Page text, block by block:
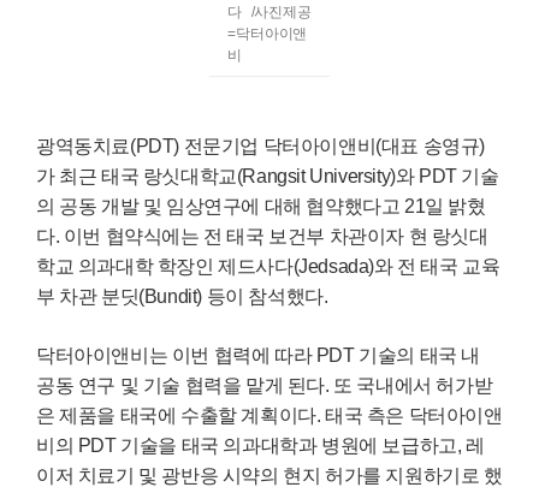
다 /사진제공
=닥터아이앤
비
광역동치료(PDT) 전문기업 닥터아이앤비(대표 송영규)
가 최근 태국 랑싯대학교(Rangsit University)와 PDT 기술
의 공동 개발 및 임상연구에 대해 협약했다고 21일 밝혔
다. 이번 협약식에는 전 태국 보건부 차관이자 현 랑싯대
학교 의과대학 학장인 제드사다(Jedsada)와 전 태국 교육
부 차관 분딧(Bundit) 등이 참석했다.
닥터아이앤비는 이번 협력에 따라 PDT 기술의 태국 내
공동 연구 및 기술 협력을 맡게 된다. 또 국내에서 허가받
은 제품을 태국에 수출할 계획이다. 태국 측은 닥터아이앤
비의 PDT 기술을 태국 의과대학과 병원에 보급하고, 레
이저 치료기 및 광반응 시약의 현지 허가를 지원하기로 했